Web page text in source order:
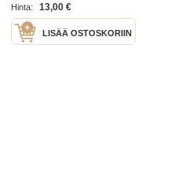
Hinta:
13,00 €
LISÄÄ OSTOSKORIIN